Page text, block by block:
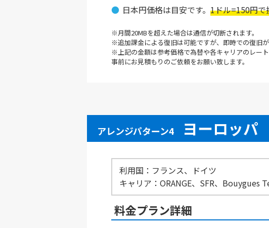
日本円価格は目安です。 1ドル=150円で
月間20MBを超えた場合は通信が切断されます。
追加課金による復旧は可能ですが、即時での復旧
上記の金額は参考価格で為替や各キャリアのレー
事前にお見積もりのご依頼をお願い致します。
アレンジパターン4 ヨーロッパ
利用国：フランス、ドイツ
キャリア：ORANGE、SFR、Bouygues
料金プラン詳細